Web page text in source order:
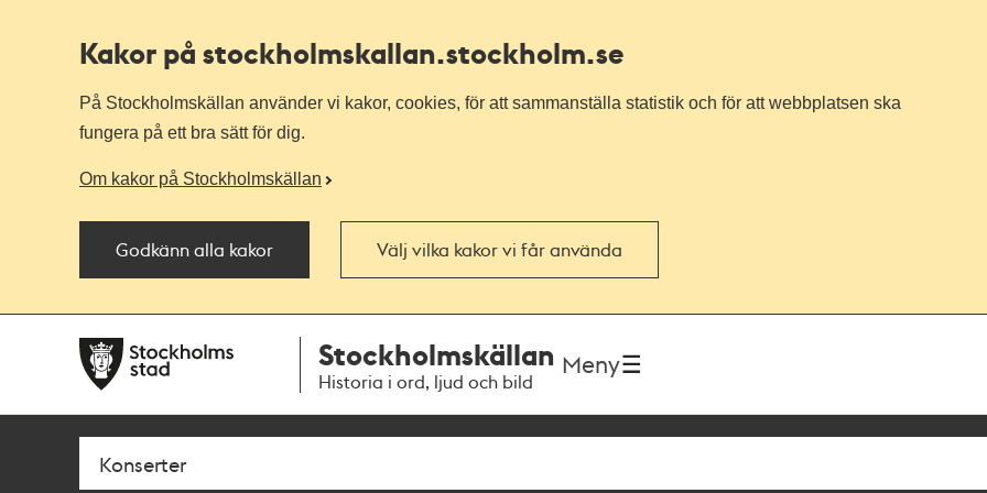
Kakor på stockholmskallan.stockholm.se
På Stockholmskällan använder vi kakor, cookies, för att sammanställa statistik och för att webbplatsen ska
fungera på ett bra sätt för dig.
Om kakor på Stockholmskällan
Godkänn alla kakor Välj vilka kakor vi får använda
navigationen
huvudinnehållet
Stockholmskällan
Historia i ord, ljud och bild
Meny
Sök